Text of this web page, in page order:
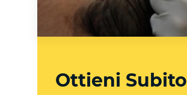
Ottieni Subito